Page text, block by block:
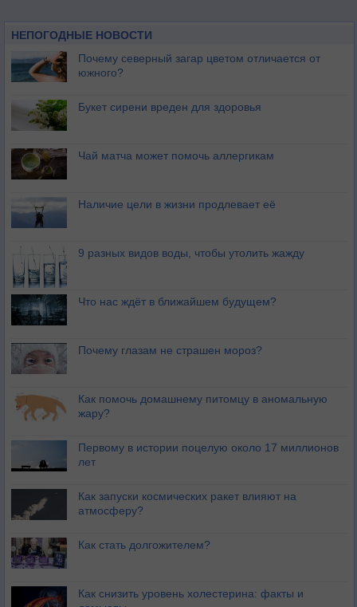
НЕПОГОДНЫЕ НОВОСТИ
Почему северный загар цветом отличается от
южного?
Букет сирени вреден для здоровья
Чай матча может помочь аллергикам
Наличие цели в жизни продлевает её
9 разных видов воды, чтобы утолить жажду
Что нас ждёт в ближайшем будущем?
Почему глазам не страшен мороз?
Как помочь домашнему питомцу в аномальную
жару?
Первому в истории поцелую около 17 миллионов
лет
Как запуски космических ракет влияют на
атмосферу?
Как стать долгожителем?
Как снизить уровень холестерина: факты и